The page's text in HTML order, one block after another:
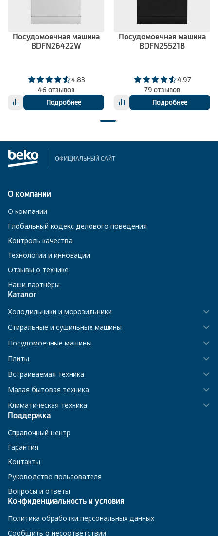
Посудомоечная машина
BDFN26422W
4.83
46 отзывов
Подробнее
Посудомоечная машина
BDFN25521B
4.97
79 отзывов
Подробнее
ОФИЦИАЛЬНЫЙ САЙТ
О компании
О компании
Глобальный кодекс делового поведения
Контроль качества
Технологии и инновации
Отзывы о технике
Наши партнёры
Каталог
Холодильники и морозильники
Стиральные и сушильные машины
Посудомоечные машины
Плиты
Встраиваемая техника
Малая бытовая техника
Климатическая техника
Поддержка
Справочный центр
Гарантия
Контакты
Руководство пользователя
Вопросы и ответы
Конфиденциальность и условия
Политика обработки персональных данных
Сообщить о несоответствии